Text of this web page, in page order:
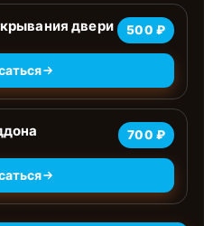
двери 500 ₽
700 ₽